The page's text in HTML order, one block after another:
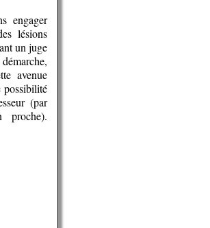
engager
lésions
un juge
avenue
possibilité
(par
proche).